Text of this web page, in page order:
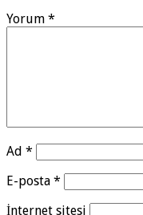
Yorum *
Ad *
E-posta *
İnternet sitesi